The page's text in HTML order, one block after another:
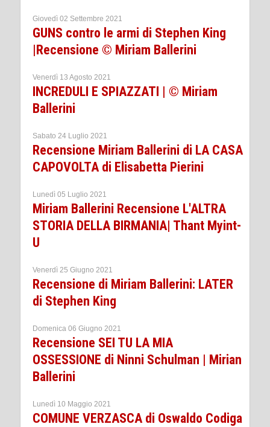
Giovedì 02 Settembre 2021
GUNS contro le armi di Stephen King
|Recensione © Miriam Ballerini
Venerdì 13 Agosto 2021
INCREDULI E SPIAZZATI | © Miriam
Ballerini
Sabato 24 Luglio 2021
Recensione Miriam Ballerini di LA CASA
CAPOVOLTA di Elisabetta Pierini
Lunedì 05 Luglio 2021
Miriam Ballerini Recensione L'ALTRA
STORIA DELLA BIRMANIA| Thant Myint-
U
Venerdì 25 Giugno 2021
Recensione di Miriam Ballerini: LATER
di Stephen King
Domenica 06 Giugno 2021
Recensione SEI TU LA MIA
OSSESSIONE di Ninni Schulman | Mirian
Ballerini
Lunedì 10 Maggio 2021
COMUNE VERZASCA di Oswaldo Codiga